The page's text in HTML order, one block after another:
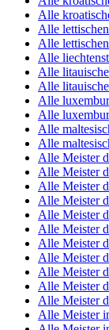
Alle
Alle
Alle
Alle
Alle
Alle
Alle
Alle
Alle
Alle
Alle Meister
Alle Meister
Alle Meister
Alle Meister
Alle Meister
Alle Meister
Alle Meister
Alle Meister
Alle Meister
Alle Meister
Alle Meister
Alle Meister